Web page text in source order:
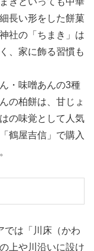
長い形をした餅菓
社の「ちまき」は
、家に飾る習慣も
・味噌あんの3種
の柏餅は、甘じょ
の味覚として人気
鶴屋吉信」で購入
では「川床（かわ
上や川沿いに設け